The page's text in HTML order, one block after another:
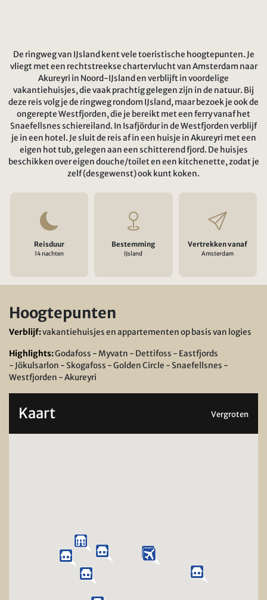
De ringweg van IJsland kent vele toeristische hoogtepunten. Je
vliegt met een rechtstreekse chartervlucht van Amsterdam naar
Akureyri in Noord-IJsland en verblijft in voordelige
vakantiehuisjes, die vaak prachtig gelegen zijn in de natuur. Bij
deze reis volg je de ringweg rondom IJsland, maar bezoek je ook de
ongerepte Westfjorden, die je bereikt met een ferry vanaf het
Snaefellsnes schiereiland. In Isafjördur in de Westfjorden verblijf
je in een hotel. Je sluit de reis af in een huisje in Akureyri met een
eigen hot tub, gelegen aan een schitterend fjord. De huisjes
beschikken over eigen douche/toilet en een kitchenette, zodat je
zelf (desgewenst) ook kunt koken.
Reisduur
14 nachten
Bestemming
IJsland
Vertrekken vanaf
Amsterdam
Hoogtepunten
Verblijf:vakantiehuisjes en appartementen op basis van logies
Highlights:Godafoss - Myvatn - Dettifoss - Eastfjords
- Jökulsarlon - Skogafoss - Golden Circle - Snaefellsnes -
Westfjorden - Akureyri
Kaart Vergroten